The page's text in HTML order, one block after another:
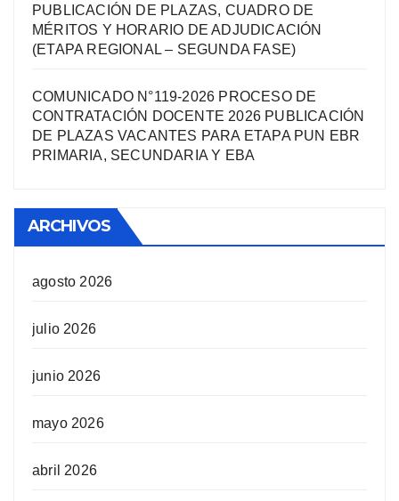
PUBLICACIÓN DE PLAZAS, CUADRO DE
MÉRITOS Y HORARIO DE ADJUDICACIÓN
(ETAPA REGIONAL – SEGUNDA FASE)
COMUNICADO N°119-2026 PROCESO DE
CONTRATACIÓN DOCENTE 2026 PUBLICACIÓN
DE PLAZAS VACANTES PARA ETAPA PUN EBR
PRIMARIA, SECUNDARIA Y EBA
ARCHIVOS
agosto 2026
julio 2026
junio 2026
mayo 2026
abril 2026